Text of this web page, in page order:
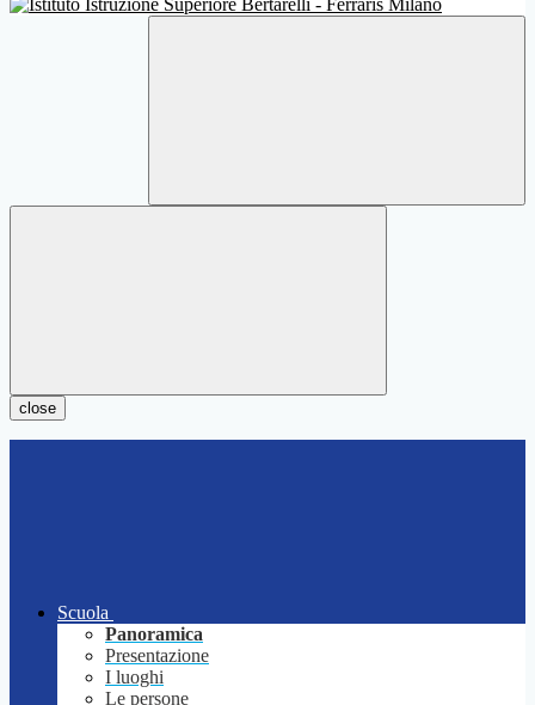
close
Scuola
Panoramica
Presentazione
I luoghi
Le persone